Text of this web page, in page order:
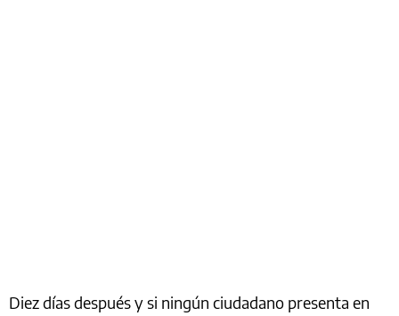
Diez días después y si ningún ciudadano presenta en